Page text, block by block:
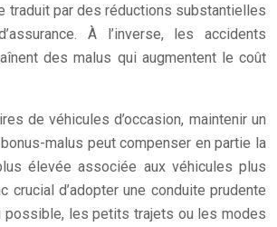
traduit par des réductions substantielles
À l’inverse, les accidents
des malus qui augmentent le coût
de véhicules d’occasion, maintenir un
malus peut compenser en partie la
élevée associée aux véhicules plus
crucial d’adopter une conduite prudente
possible, les petits trajets ou les modes